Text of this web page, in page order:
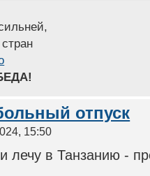
отпуск
15:50
лечу в Танзанию -